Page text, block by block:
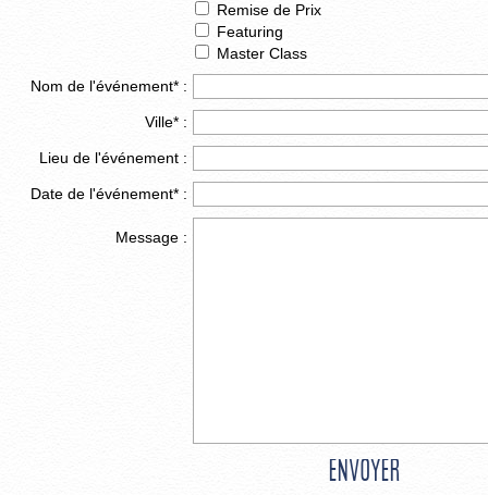
Remise de Prix‎
Featuring
Master Class‎
Nom de l'événement* :
Ville* :
Lieu de l'événement :
Date de l'événement* :
Message :